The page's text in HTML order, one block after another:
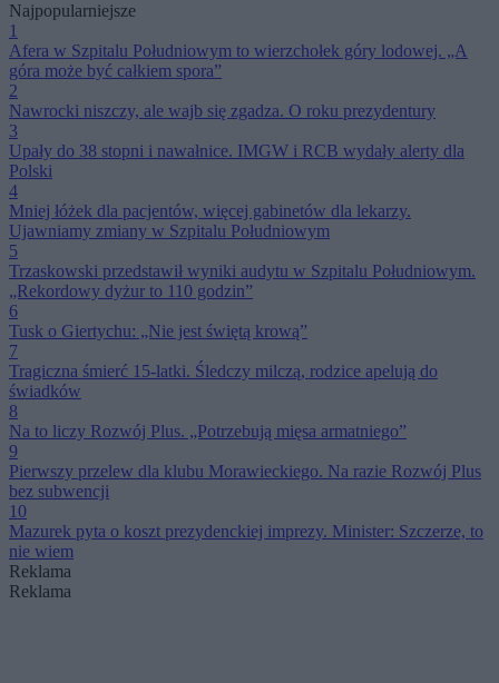
Najpopularniejsze
1
Afera w Szpitalu Południowym to wierzchołek góry lodowej. „A
góra może być całkiem spora”
2
Nawrocki niszczy, ale wajb się zgadza. O roku prezydentury
3
Upały do 38 stopni i nawałnice. IMGW i RCB wydały alerty dla
Polski
4
Mniej łóżek dla pacjentów, więcej gabinetów dla lekarzy.
Ujawniamy zmiany w Szpitalu Południowym
5
Trzaskowski przedstawił wyniki audytu w Szpitalu Południowym.
„Rekordowy dyżur to 110 godzin”
6
Tusk o Giertychu: „Nie jest świętą krową”
7
Tragiczna śmierć 15-latki. Śledczy milczą, rodzice apelują do
świadków
8
Na to liczy Rozwój Plus. „Potrzebują mięsa armatniego”
9
Pierwszy przelew dla klubu Morawieckiego. Na razie Rozwój Plus
bez subwencji
10
Mazurek pyta o koszt prezydenckiej imprezy. Minister: Szczerze, to
nie wiem
Reklama
Reklama